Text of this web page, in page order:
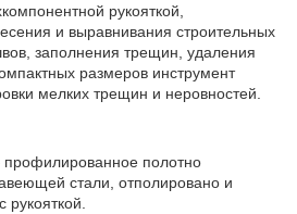
рукояткой,
и выравнивания строительных
заполнения трещин, удаления
размеров инструмент
мелких трещин и неровностей.
полотно
стали, отполировано и
рукояткой.